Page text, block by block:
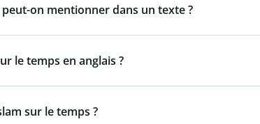
on mentionner dans un texte ?
le temps en anglais ?
sur le temps ?